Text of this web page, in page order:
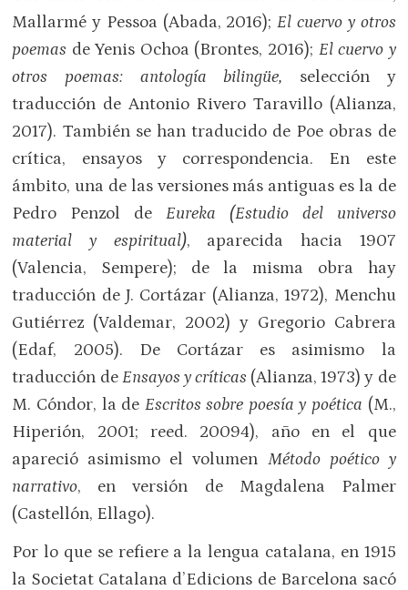
Mallarmé y Pessoa (Abada, 2016);El cuervo y otros
poemas de Yenis Ochoa (Brontes, 2016); El cuervo y
otros poemas: antología bilingüe, selección y
traducción de Antonio Rivero Taravillo (Alianza,
2017). También se han traducido de Poe obras de
crítica, ensayos y correspondencia. En este
ámbito, una de las versiones más antiguas es la de
Pedro Penzol de Eureka (Estudio del universo
material y espiritual), aparecida hacia 1907
(Valencia, Sempere); de la misma obra hay
traducción de J. Cortázar (Alianza, 1972), Menchu
Gutiérrez (Valdemar, 2002) y Gregorio Cabrera
(Edaf, 2005). De Cortázar es asimismo la
traducción deEnsayos y críticas (Alianza, 1973) y de
M. Cóndor, la de Escritos sobre poesía y poética (M.,
Hiperión, 2001; reed. 20094), año en el que
apareció asimismo el volumen Método poético y
narrativo, en versión de Magdalena Palmer
(Castellón, Ellago).
Por lo que se refiere a la lengua catalana, en 1915
la Societat Catalana d’Edicions de Barcelona sacó